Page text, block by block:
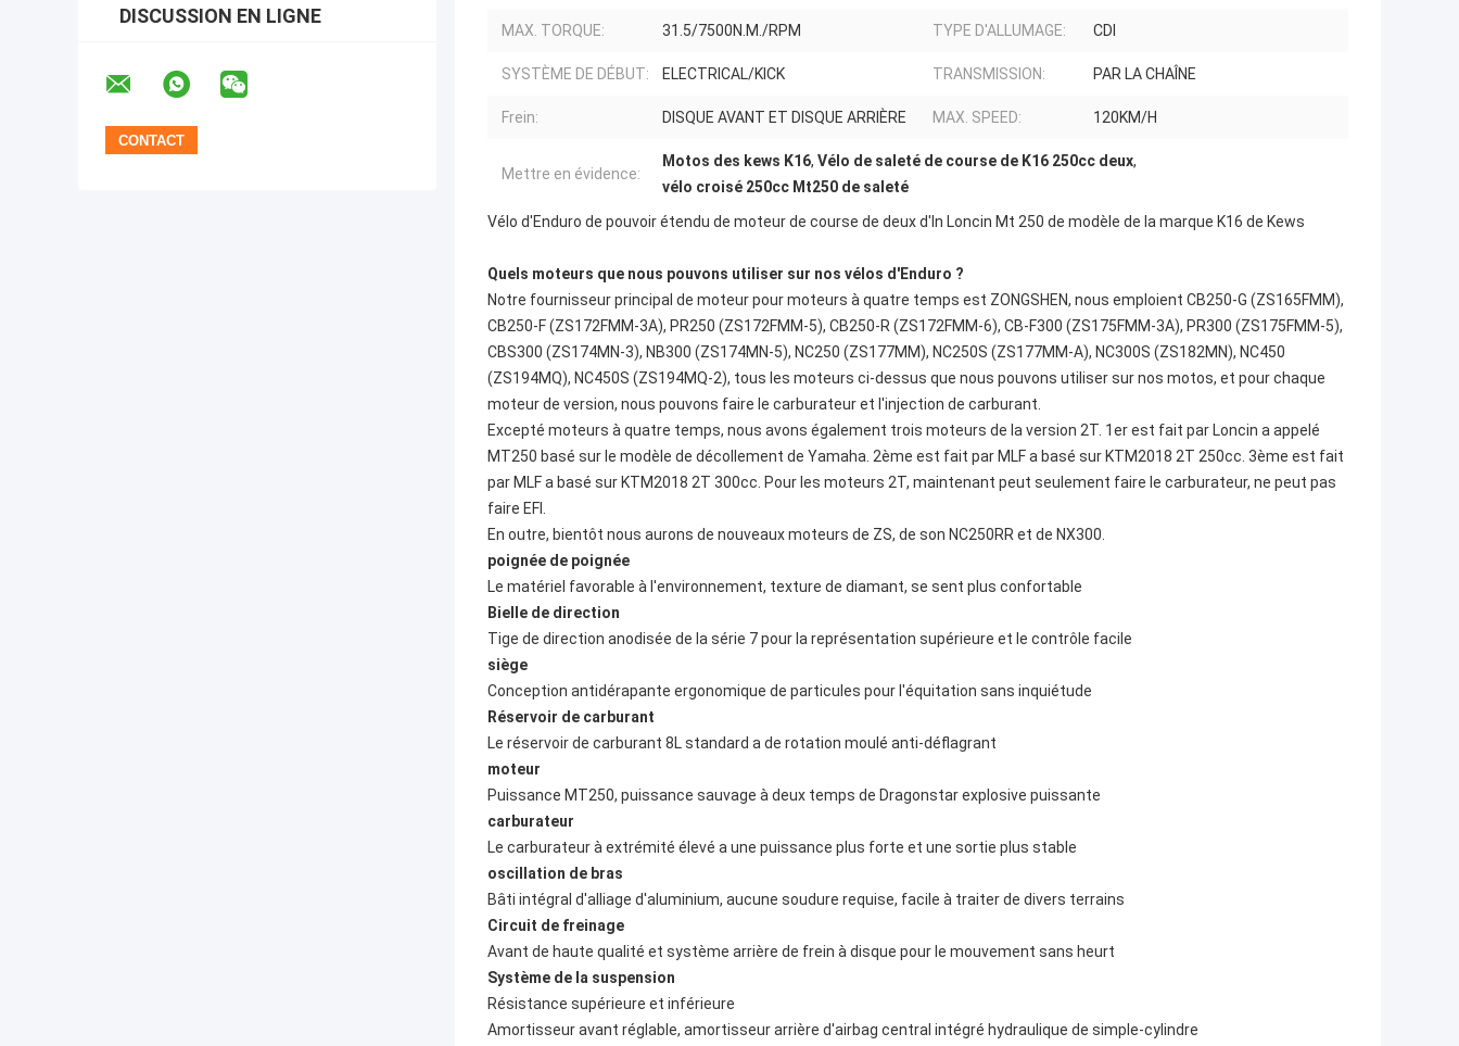
DISCUSSION EN LIGNE
MAX. TORQUE: 31.5/7500N.M./RPM TYPE D'ALLUMAGE: CDI
SYSTÈME DE DÉBUT: ELECTRICAL/KICK TRANSMISSION: PAR LA CHAÎNE
Frein: DISQUE AVANT ET DISQUE ARRIÈRE MAX. SPEED: 120KM/H
Mettre en évidence:
Motos des kews K16, Vélo de saleté de course de K16 250cc deux,
vélo croisé 250cc Mt250 de saleté
Vélo d'Enduro de pouvoir étendu de moteur de course de deux d'In Loncin Mt 250 de modèle de la marque K16 de Kews
Quels moteurs que nous pouvons utiliser sur nos vélos d'Enduro ?
Notre fournisseur principal de moteur pour moteurs à quatre temps est ZONGSHEN, nous emploient CB250-G (ZS165FMM),
CB250-F (ZS172FMM-3A), PR250 (ZS172FMM-5), CB250-R (ZS172FMM-6), CB-F300 (ZS175FMM-3A), PR300 (ZS175FMM-5),
CBS300 (ZS174MN-3), NB300 (ZS174MN-5), NC250 (ZS177MM), NC250S (ZS177MM-A), NC300S (ZS182MN), NC450
(ZS194MQ), NC450S (ZS194MQ-2), tous les moteurs ci-dessus que nous pouvons utiliser sur nos motos, et pour chaque
moteur de version, nous pouvons faire le carburateur et l'injection de carburant.
Excepté moteurs à quatre temps, nous avons également trois moteurs de la version 2T. 1er est fait par Loncin a appelé
MT250 basé sur le modèle de décollement de Yamaha. 2ème est fait par MLF a basé sur KTM2018 2T 250cc. 3ème est fait
par MLF a basé sur KTM2018 2T 300cc. Pour les moteurs 2T, maintenant peut seulement faire le carburateur, ne peut pas
faire EFI.
En outre, bientôt nous aurons de nouveaux moteurs de ZS, de son NC250RR et de NX300.
poignée de poignée
Le matériel favorable à l'environnement, texture de diamant, se sent plus confortable
Bielle de direction
Tige de direction anodisée de la série 7 pour la représentation supérieure et le contrôle facile
siège
Conception antidérapante ergonomique de particules pour l'équitation sans inquiétude
Réservoir de carburant
Le réservoir de carburant 8L standard a de rotation moulé anti-déflagrant
moteur
Puissance MT250, puissance sauvage à deux temps de Dragonstar explosive puissante
carburateur
Le carburateur à extrémité élevé a une puissance plus forte et une sortie plus stable
oscillation de bras
Bâti intégral d'alliage d'aluminium, aucune soudure requise, facile à traiter de divers terrains
Circuit de freinage
Avant de haute qualité et système arrière de frein à disque pour le mouvement sans heurt
Système de la suspension
Résistance supérieure et inférieure
Amortisseur avant réglable, amortisseur arrière d'airbag central intégré hydraulique de simple-cylindre